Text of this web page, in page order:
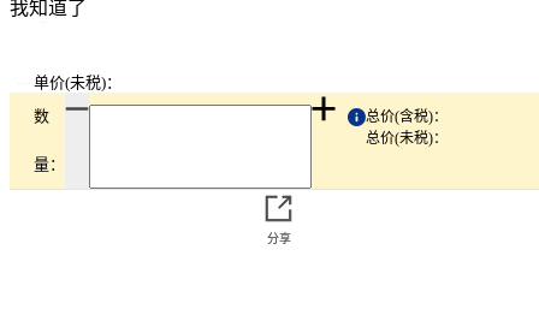
我知道了
单价(未税)：
数
量：
总价(含税)：
总价(未税)：
分享
我的米思米